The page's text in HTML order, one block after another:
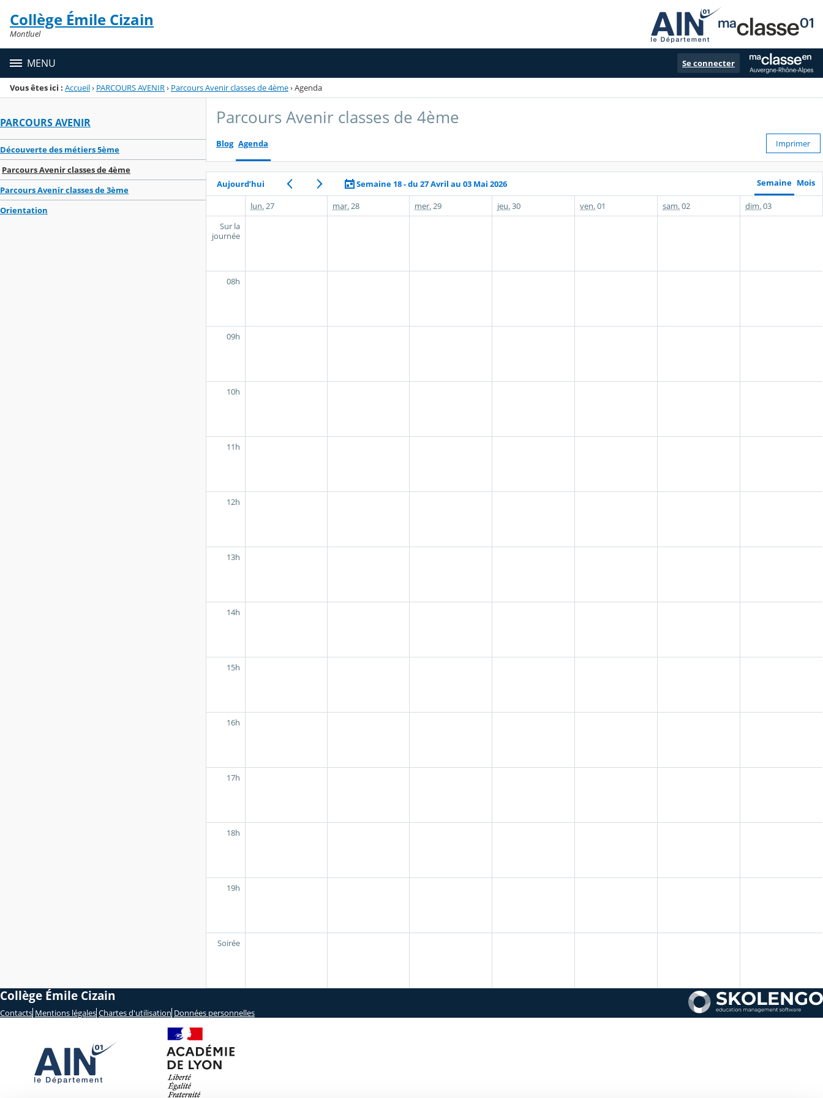
Menu de la rubrique
Contenu
Collège Émile Cizain
Montluel
MENU Se connecter
Vous êtes ici : Accueil› PARCOURS AVENIR› Parcours Avenir classes de 4ème›Agenda
PARCOURS AVENIR
Découverte des métiers 5ème
Parcours Avenir classes de 4ème
Parcours Avenir classes de 3ème
Orientation
Parcours Avenir classes de 4ème
Blog Agenda Imprimer
Aujourd’hui Semaine 18 - du 27 Avril au 03 Mai 2026 Semaine Mois
lun. 27 mar. 28 mer. 29 jeu.30 ven.01 sam.02 dim.03
Sur la
journée
08h
09h
10h
11h
12h
13h
14h
15h
16h
17h
18h
19h
Soirée
Collège Émile Cizain
Contacts Mentions légales Chartes d'utilisation Données personnelles